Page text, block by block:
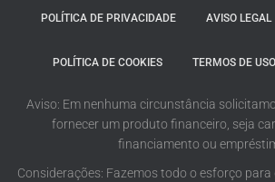
POLÍTICA DE PRIVACIDADE AVISO LEGAL
POLÍTICA DE COOKIES TERMOS DE USO
Aviso: Em nenhuma circunstância
fornecer um produto financeiro, seja
financiamento ou
Considerações: Fazemos todo o esforço